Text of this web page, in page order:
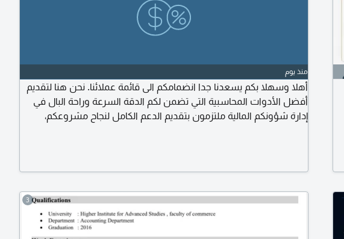
منذ يوم
أهلا وسهلا بكم يسعدنا جدا انضمامكم الى قائمة عملائنا. نحن هنا لتقديم
أفضل الأدوات المحاسبية التي تضمن لكم الدقة السرعة وراحة البال في
إدارة شؤونكم المالية ملتزمون بتقديم الدعم الكامل لنجاح مشروعكم،
3